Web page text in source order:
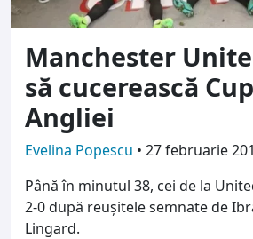
Manchester
să cucerească
Angliei
Evelina Popescu • 27 februarie
Până în minutul 38, cei de la
2-0 după reușitele semnate de
Lingard.